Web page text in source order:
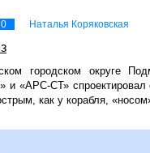
Наталья Коряковская
городском округе
и «АРС-СТ»
как у корабля,